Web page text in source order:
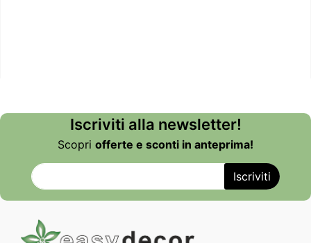
Iscriviti alla newsletter!
Scopri offerte e sconti in anteprima!